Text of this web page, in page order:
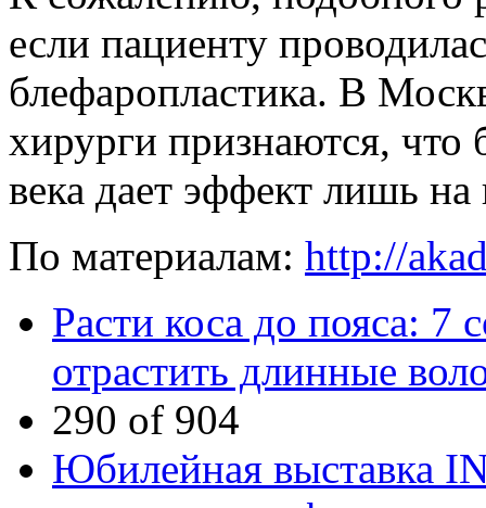
если пациенту
блефаропластика. В
хирурги признаются,
века дает эффект лишь на
По материалам: http://
Расти коса до пояса: 7
отрастить длинные
290 of 904
Юбилейная выставка